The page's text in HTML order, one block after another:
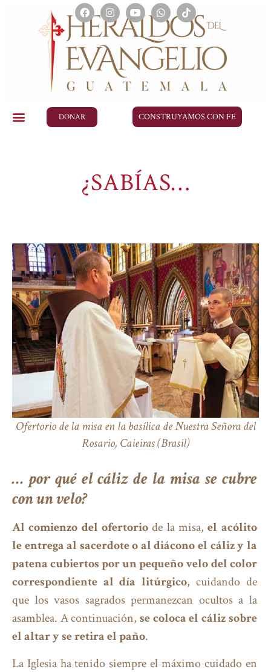
DONAR CONSTRUYAMOS CON FE
¿SABÍAS…
Ofertorio de la misa en la basílica de Nuestra Señora del
Rosario, Caieiras (Brasil)
… por qué el cáliz de la misa se cubre
con un velo?
Al comienzo del ofertorio de la misa,el acólito
le entrega al sacerdote o al diácono el cáliz y la
patena cubiertos por un pequeño velo del color
correspondiente al día litúrgico, cuidando de
que los vasos sagrados permanezcan ocultos a la
asamblea. A continuación, se coloca el cáliz sobre
el altar y se retira el paño.
La Iglesia ha tenido siempre el máximo cuidado en